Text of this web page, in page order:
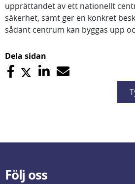
upprättandet av ett nationellt
säkerhet, samt ger en konkret
sådant centrum kan byggas upp
Dela sidan
Följ oss